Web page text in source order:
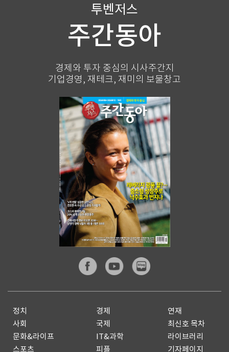
투벤저스
주간동아
경제와 투자 중심의 시사주간지
기업경영, 재테크, 재미의 보물창고
정치 경제
연재
사회
국제
최신호 목차
문화&라이프
IT&과학
라이브러리
스포츠
피플 기자페이지